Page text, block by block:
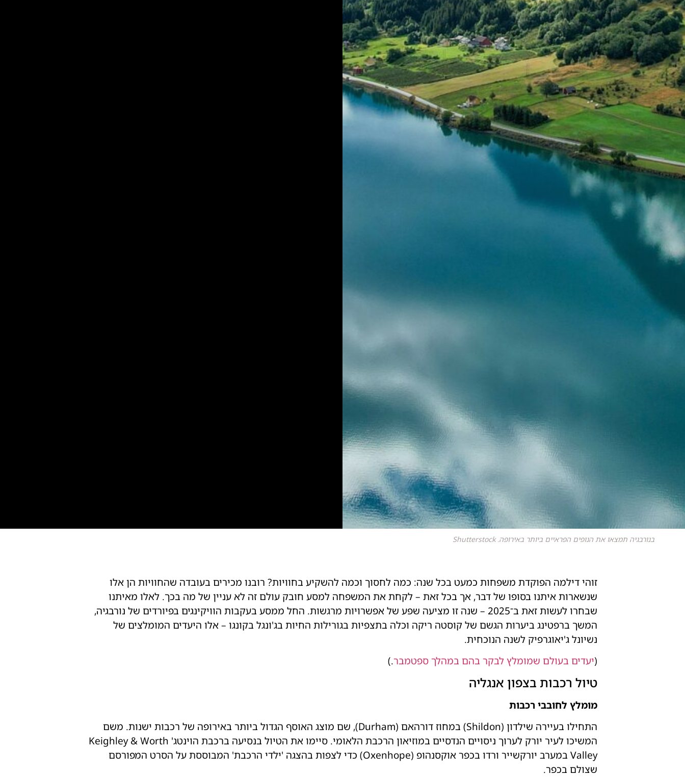
בנורבגיה תמצאו את הנופים הפראיים ביותר באירופה. Shutterstock
זוהי דילמה הפוקדת משפחות כמעט בכל שנה: כמה לחסוך וכמה להשקיע בחוויות? רובנו מכירים בעובדה שהחוויות הן אלו
שנשארות איתנו בסופו של דבר, אך בכל זאת – לקחת את המשפחה למסע חובק עולם זה לא עניין של מה בכך. לאלו מאיתנו
שבחרו לעשות זאת ב־2025 – שנה זו מציעה שפע של אפשרויות מרגשות. החל ממסע בעקבות הוויקינגים בפיורדים של נורבגיה,
המשך ברפטינג ביערות הגשם של קוסטה ריקה וכלה בתצפיות בגורילות החיות בג'ונגל בקונגו – אלו היעדים המומלצים של
נשיונל ג'יאוגרפיק לשנה הנוכחית.
(יעדים בעולם שמומלץ לבקר בהם במהלך ספטמבר.)
טיול רכבות בצפון אנגליה
מומלץ לחובבי רכבות
התחילו בעיירה שילדון (Shildon) במחוז דורהאם (Durham), שם מוצג האוסף הגדול ביותר באירופה של רכבות ישנות. משם
המשיכו לעיר יורק לערוך ניסויים הנדסיים במוזיאון הרכבת הלאומי. סיימו את הטיול בנסיעה ברכבת הוינטג' Keighley & Worth
Valley במערב יורקשייר ורדו בכפר אוקסנהופ (Oxenhope) כדי לצפות בהצגה 'ילדי הרכבת' המבוססת על הסרט המפורסם
שצולם בכפר.